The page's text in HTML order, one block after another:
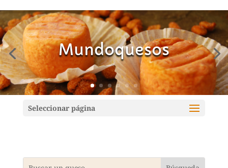
Mundoquesos
Seleccionar página